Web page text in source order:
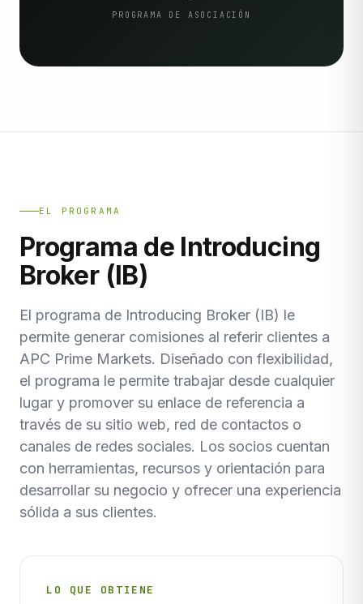
PROGRAMA DE ASOCIACIÓN
EL PROGRAMA
Programa de Introducing
Broker (IB)
El programa de Introducing Broker (IB) le
permite generar comisiones al referir clientes a
APC Prime Markets. Diseñado con flexibilidad,
el programa le permite trabajar desde cualquier
lugar y promover su enlace de referencia a
través de su sitio web, red de contactos o
canales de redes sociales. Los socios cuentan
con herramientas, recursos y orientación para
desarrollar su negocio y ofrecer una experiencia
sólida a sus clientes.
LO QUE OBTIENE